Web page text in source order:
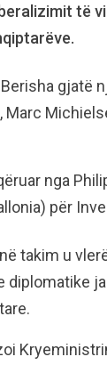
të
gjatë
nga
për
takim u